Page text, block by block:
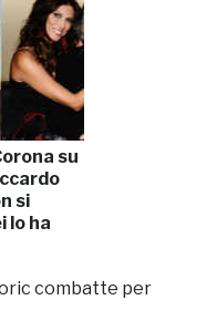
su
si
lo ha
combatte per